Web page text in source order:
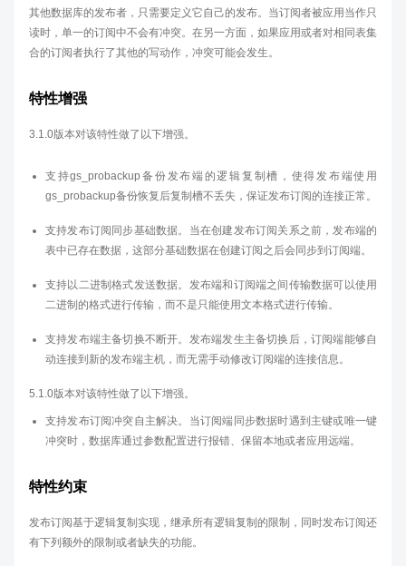
其他数据库的发布者，只需要定义它自己的发布。当订阅者被应用当作只
读时，单一的订阅中不会有冲突。在另一方面，如果应用或者对相同表集
合的订阅者执行了其他的写动作，冲突可能会发生。
特性增强
3.1.0版本对该特性做了以下增强。
支持gs_probackup备份发布端的逻辑复制槽，使得发布端使用
gs_probackup备份恢复后复制槽不丢失，保证发布订阅的连接正常。
支持发布订阅同步基础数据。当在创建发布订阅关系之前，发布端的
表中已存在数据，这部分基础数据在创建订阅之后会同步到订阅端。
支持以二进制格式发送数据。发布端和订阅端之间传输数据可以使用
二进制的格式进行传输，而不是只能使用文本格式进行传输。
支持发布端主备切换不断开。发布端发生主备切换后，订阅端能够自
动连接到新的发布端主机，而无需手动修改订阅端的连接信息。
5.1.0版本对该特性做了以下增强。
支持发布订阅冲突自主解决。当订阅端同步数据时遇到主键或唯一键
冲突时，数据库通过参数配置进行报错、保留本地或者应用远端。
特性约束
发布订阅基于逻辑复制实现，继承所有逻辑复制的限制，同时发布订阅还
有下列额外的限制或者缺失的功能。